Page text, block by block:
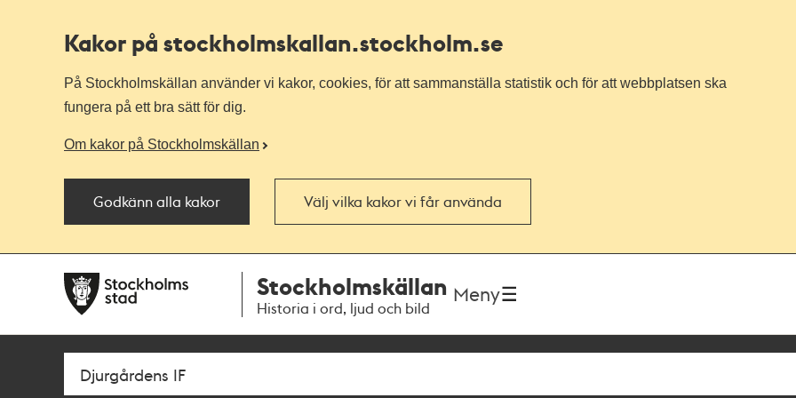
Kakor på stockholmskallan.stockholm.se
På Stockholmskällan använder vi kakor, cookies, för att sammanställa statistik och för att webbplatsen ska
fungera på ett bra sätt för dig.
Om kakor på Stockholmskällan
Godkänn alla kakor Välj vilka kakor vi får använda
navigationen
huvudinnehållet
Stockholmskällan
Historia i ord, ljud och bild
Meny
SökFritextsök